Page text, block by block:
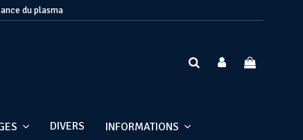
du plasma
DIVERS INFORMATIONS